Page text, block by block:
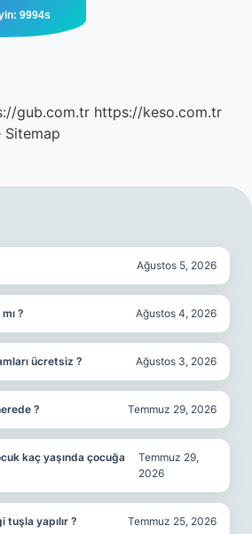
gub.com.tr https://keso.com.tr
Sitemap
Ağustos 5, 2026
? Ağustos 4, 2026
ücretsiz ? Ağustos 3, 2026
? Temmuz 29, 2026
kaç yaşında çocuğa
Temmuz 29,
2026
tuşla yapılır ? Temmuz 25, 2026